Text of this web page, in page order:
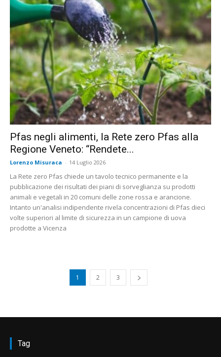
Pfas negli alimenti, la Rete zero Pfas alla
Regione Veneto: “Rendete...
Lorenzo Misuraca - 14 Luglio 2026
La Rete zero Pfas chiede un tavolo tecnico permanente e la
pubblicazione dei risultati dei piani di sorveglianza su prodotti
animali e vegetali in 20 comuni delle zone rossa e arancione.
Intanto un'analisi indipendente rivela concentrazioni di Pfas dieci
volte superiori al limite di sicurezza in un campione di uova
prodotte a Vicenza
1 2 3
Tag